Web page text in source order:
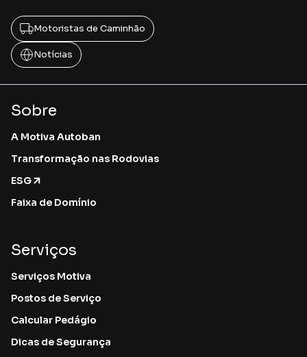
Motoristas de Caminhão
Notícias
Sobre
A Motiva Autoban
Transformação nas Rodovias
ESG
Faixa de Domínio
Serviços
Serviços Motiva
Postos de Serviço
Calcular Pedágio
Dicas de Segurança